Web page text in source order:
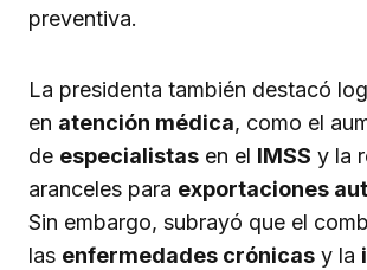
preventiva.
La presidenta también destacó
en atención médica, como el
de especialistas en el IMSS y la
aranceles para exportaciones
Sin embargo, subrayó que el
las enfermedades crónicas y la